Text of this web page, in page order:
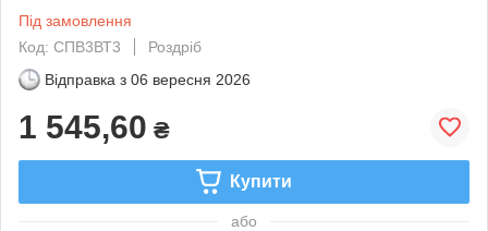
Під замовлення
Код: СПВ3ВТ3
Роздріб
Відправка з 06 вересня 2026
1 545,60 ₴
Купити
або